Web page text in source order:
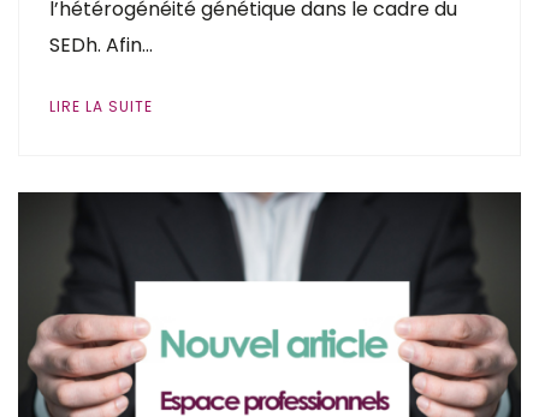
l’hétérogénéité génétique dans le cadre du
SEDh. Afin…
LIRE LA SUITE